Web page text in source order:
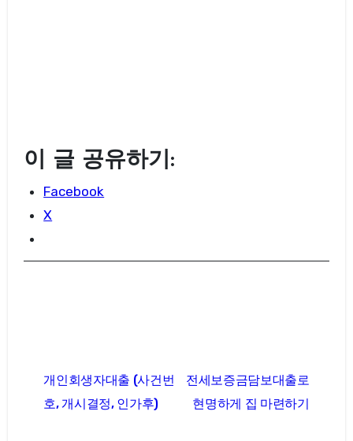
이 글 공유하기:
Facebook
X
탐
개인회생자대출 (사건번
호, 개시결정, 인가후)
전세보증금담보대출로
현명하게 집 마련하기